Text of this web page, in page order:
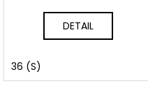
DETAIL
36 (S)